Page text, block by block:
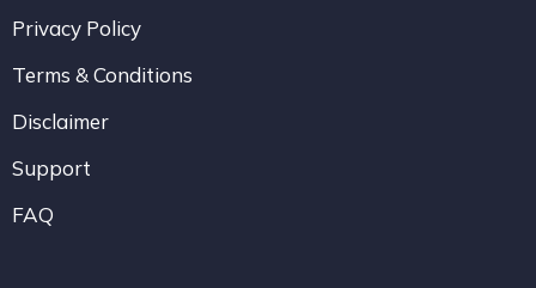
Privacy Policy
Terms & Conditions
Disclaimer
Support
FAQ